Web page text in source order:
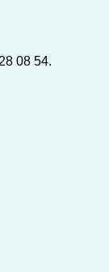
08 54.